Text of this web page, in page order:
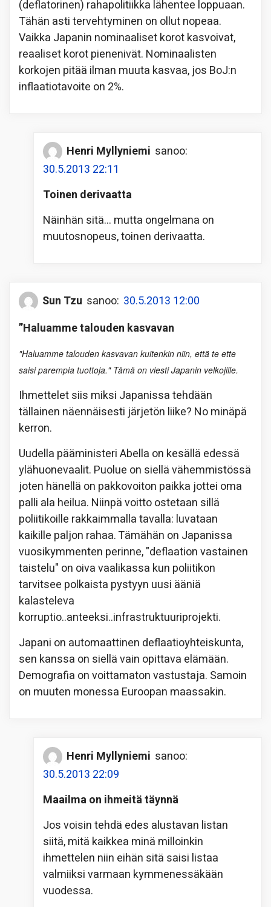
(deflatorinen) rahapolitiikka lähentee loppuaan.
Tähän asti tervehtyminen on ollut nopeaa.
Vaikka Japanin nominaaliset korot kasvoivat,
reaaliset korot pienenivät. Nominaalisten
korkojen pitää ilman muuta kasvaa, jos BoJ:n
inflaatiotavoite on 2%.
Henri Myllyniemi sanoo:
30.5.2013 22:11
Toinen derivaatta
Näinhän sitä… mutta ongelmana on
muutosnopeus, toinen derivaatta.
Sun Tzu sanoo: 30.5.2013 12:00
”Haluamme talouden kasvavan
"Haluamme talouden kasvavan kuitenkin niin, että te ette
saisi parempia tuottoja." Tämä on viesti Japanin velkojille.
Ihmettelet siis miksi Japanissa tehdään
tällainen näennäisesti järjetön liike? No minäpä
kerron.
Uudella pääministeri Abella on kesällä edessä
ylähuonevaalit. Puolue on siellä vähemmistössä
joten hänellä on pakkovoiton paikka jottei oma
palli ala heilua. Niinpä voitto ostetaan sillä
poliitikoille rakkaimmalla tavalla: luvataan
kaikille paljon rahaa. Tämähän on Japanissa
vuosikymmenten perinne, "deflaation vastainen
taistelu" on oiva vaalikassa kun poliitikon
tarvitsee polkaista pystyyn uusi ääniä
kalasteleva
korruptio..anteeksi..infrastruktuuriprojekti.
Japani on automaattinen deflaatioyhteiskunta,
sen kanssa on siellä vain opittava elämään.
Demografia on voittamaton vastustaja. Samoin
on muuten monessa Euroopan maassakin.
Henri Myllyniemi sanoo:
30.5.2013 22:09
Maailma on ihmeitä täynnä
Jos voisin tehdä edes alustavan listan
siitä, mitä kaikkea minä milloinkin
ihmettelen niin eihän sitä saisi listaa
valmiiksi varmaan kymmenessäkään
vuodessa.